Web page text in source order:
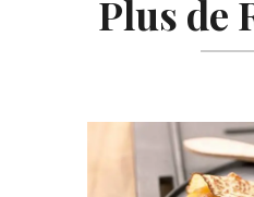
Plus de